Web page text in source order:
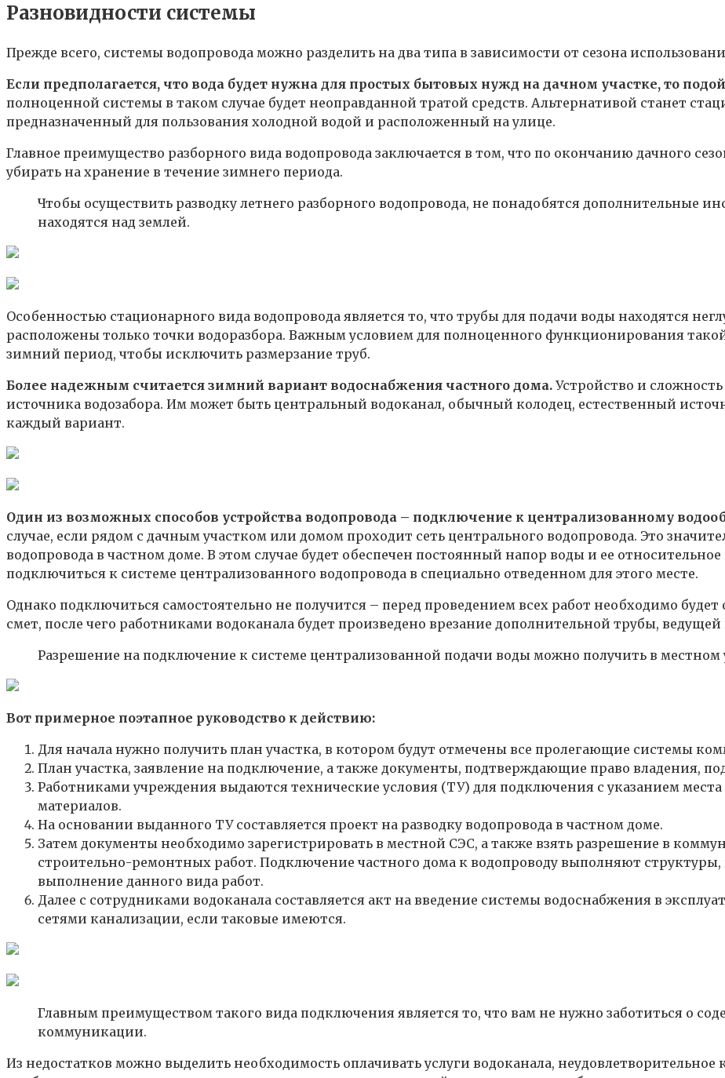
Разновидности системы
Прежде всего, системы водопровода можно разделить на два типа в зависимости от сезона
Если предполагается, что вода будет нужна для простых бытовых нужд на дачном участке, то
полноценной системы в таком случае будет неоправданной тратой средств. Альтернативой станет
предназначенный для пользования холодной водой и расположенный на улице.
Главное преимущество разборного вида водопровода заключается в том, что по окончанию дачного
убирать на хранение в течение зимнего периода.
Чтобы осуществить разводку летнего разборного водопровода, не понадобятся дополнительные
находятся над землей.
Особенностью стационарного вида водопровода является то, что трубы для подачи воды находятся
расположены только точки водоразбора. Важным условием для полноценного функционирования
зимний период, чтобы исключить размерзание труб.
Более надежным считается зимний вариант водоснабжения частного дома. Устройство и сложность
источника водозабора. Им может быть центральный водоканал, обычный колодец, естественный
каждый вариант.
Один из возможных способов устройства водопровода – подключение к централизованному
случае, если рядом с дачным участком или домом проходит сеть центрального водопровода. Это
водопровода в частном доме. В этом случае будет обеспечен постоянный напор воды и ее относительное
подключиться к системе централизованного водопровода в специально отведенном для этого месте.
Однако подключиться самостоятельно не получится – перед проведением всех работ необходимо
смет, после чего работниками водоканала будет произведено врезание дополнительной трубы, ведущей
Разрешение на подключение к системе централизованной подачи воды можно получить в местном
Вот примерное поэтапное руководство к действию:
Для начала нужно получить план участка, в котором будут отмечены все пролегающие системы
План участка, заявление на подключение, а также документы, подтверждающие право владения,
Работниками учреждения выдаются технические условия (ТУ) для подключения с указанием
материалов.
На основании выданного ТУ составляется проект на разводку водопровода в частном доме.
Затем документы необходимо зарегистрировать в местной СЭС, а также взять разрешение в
строительно-ремонтных работ. Подключение частного дома к водопроводу выполняют
выполнение данного вида работ.
Далее с сотрудниками водоканала составляется акт на введение системы водоснабжения в
сетями канализации, если таковые имеются.
Главным преимуществом такого вида подключения является то, что вам не нужно заботиться о
коммуникации.
Из недостатков можно выделить необходимость оплачивать услуги водоканала, неудовлетворительное